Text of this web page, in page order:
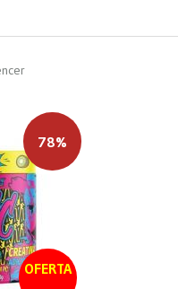
OFERTA
78%